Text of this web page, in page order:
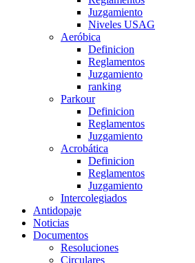
Juzgamiento
Niveles USAG
Aeróbica
Definicion
Reglamentos
Juzgamiento
ranking
Parkour
Definicion
Reglamentos
Juzgamiento
Acrobática
Definicion
Reglamentos
Juzgamiento
Intercolegiados
Antidopaje
Noticias
Documentos
Resoluciones
Circulares